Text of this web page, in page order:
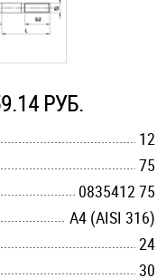
РУБ.
12
75
0835412 75
A4 (AISI 316)
24
30